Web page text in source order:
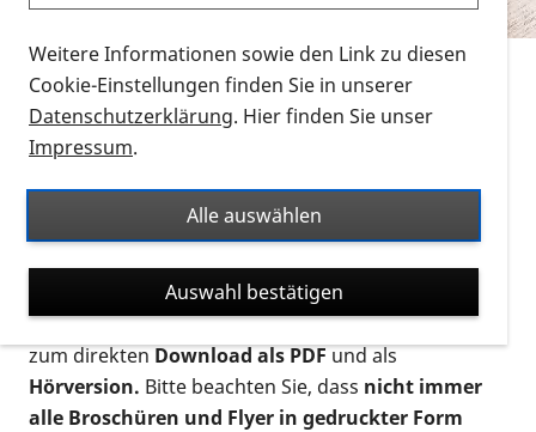
können? Schauen Sie sich dieErklärvideos zum
Thema Infomaterial auf der PRO RETINA-Website
für blinde und sehbehinderte Menschen an.
Auf dieser Seite finden Sie sämtliches Infomaterial
Ort. Nutzen Sie den Formatfilter, um ausschließlich
nach Flyern und Broschüren, Audios oder Videos zu
suchen. Die meisten Flyer und Broschüren werden in
verschiedenen Formaten angeboten: zur
postalischen Bestellung als gedruckte Variante
zum direktenDownload als PDFund als
Hörversion. Bitte beachten Sie, dass nicht immer
alle Broschüren und Flyer in gedruckter Form
Weitere Informationen sowie den Link zu diesen
Cookie-Einstellungen finden Sie in unserer
Datenschutzerklärung. Hier finden Sie unser
Impressum.
Alle auswählen
Auswahl bestätigen